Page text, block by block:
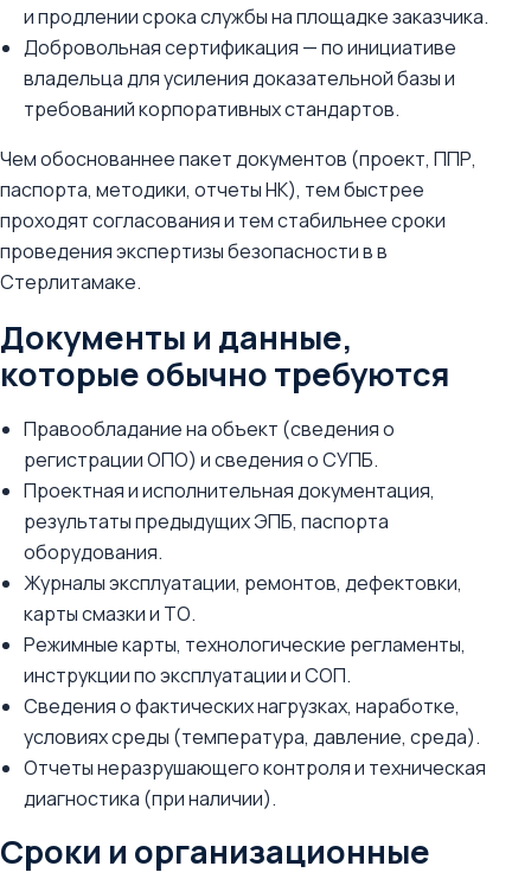
и продлении срока службы на площадке заказчика.
Добровольная сертификация — по инициативе
владельца для усиления доказательной базы и
требований корпоративных стандартов.
Чем обоснованнее пакет документов (проект, ППР,
паспорта, методики, отчеты НК), тем быстрее
проходят согласования и тем стабильнее сроки
проведения экспертизы безопасности в в
Стерлитамаке.
Документы и данные,
которые обычно требуются
Правообладание на объект (сведения о
регистрации ОПО) и сведения о СУПБ.
Проектная и исполнительная документация,
результаты предыдущих ЭПБ, паспорта
оборудования.
Журналы эксплуатации, ремонтов, дефектовки,
карты смазки и ТО.
Режимные карты, технологические регламенты,
инструкции по эксплуатации и СОП.
Сведения о фактических нагрузках, наработке,
условиях среды (температура, давление, среда).
Отчеты неразрушающего контроля и техническая
диагностика (при наличии).
Сроки и организационные